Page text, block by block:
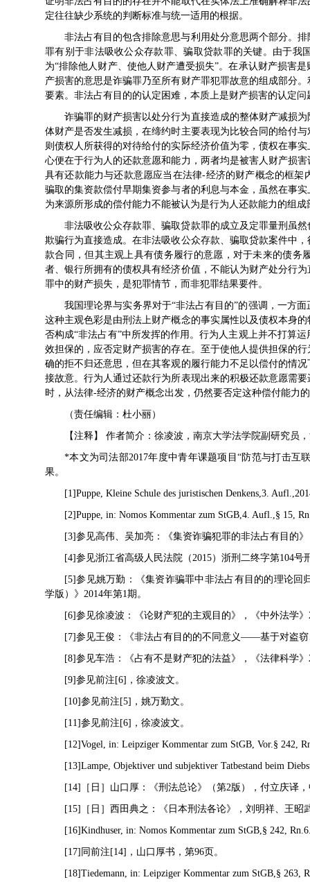
定往往缺少系统的判断标准与统一适用的根据。
非法占有目的包含排除意思与利用处分意思两个部分。
罪有别于非法吸收公众存款罪、骗取贷款罪的关键。由于
为“排除他人财产、使他人财产遭受损失”。在承认财产损害
产损害的意思是诈骗罪乃至所有财产罪犯罪故意的组成部分
要素。非法占有目的的认定困难，本质上是财产损害的认定问
诈骗罪的财产损害以处分行为直接造成的整体财产减损
体财产是否发生减损，在缔约时主要表现为比较合同的给付
则债权人所获得的对待给付的实际经济价值为零，债权在事
心便在于行为人的还款意愿和能力，两者均是被害人财产损
具有还款能力与还款意愿应当在法律-经济的财产概念的框
骗取的集资款偿付早期集资参与者的利息与本金，虽然在事
为来源所形成的偿付能力不能被认为是行为人还款能力的组成
非法吸收公众存款罪、骗取贷款罪的成立及定罪量刑虽
欺骗行为直接造成。在非法吸收公众存款、骗取贷款案件中
款合同，但其主观上具有债务履行的意愿，对于未来的债
者、银行所拥有的债权具有经济价值，不能认为财产处分行
罪中的财产损失，是犯罪情节，而非犯罪结果要件。
我国理论界与实务界对于“非法占有目的”的强调，一方
这种主观色彩是由刑法上财产概念的事实属性以及债权本身
否构成“非法占有”中所发挥的作用。行为人主观上并不打算
效担保的，应否定财产损害的存在。至于使他人提供担保的
确的拒不归还意思，但在其客观的履行能力不足以偿付的情
接故意。行为人通过还款行为所表现出来的积极还款意愿需
时，从法律-经济的财产概念出发，仍然要否定这种偿付能力
（责任编辑：杜小丽）
【注释】 作者简介：徐凌波，南京大学法学院副研究员
*本文为司法部2017年度中青年课题项目“防范与打击互
果。
[1]Puppe, Kleine Schule des juristischen Denkens,3.
[2]Puppe, in: Nomos Kommentar zum StGB,4. Aufl.,§ 15,
[3]参见高伟、吴加亮：《集资诈骗犯罪的非法占有目的
[4]参见浙江省高级人民法院（2015）浙刑二终字第104号
[5]参见姚万勤：《集资诈骗罪中非法占有目的的理论
学版）》2014年第1期。
[6]参见徐凌波：《论财产犯的主观目的》，《中外法学》
[7]参见王俊：《非法占有目的的不同意义——基于对盗
[8]参见车浩：《占有不是财产犯的法益》，《法律科学》
[9]参见前注[6]，徐凌波文。
[10]参见前注[5]，姚万勤文。
[11]参见前注[6]，徐凌波文。
[12]Vogel, in: Leipziger Kommentar zum StGB, Vor.§ 242,
[13]Lampe, Objektiver und subjektiver Tatbestand beim
[14]［日］山口厚：《刑法总论》（第2版），付立庆译
[15]［日］西田典之：《日本刑法各论》，刘明祥、王昭
[16]Kindhuser, in: Nomos Kommentar zum StGB,§ 242,
[17]同前注[14]，山口厚书，第96页。
[18]Tiedemann, in: Leipziger Kommentar zum StGB,§ 263,